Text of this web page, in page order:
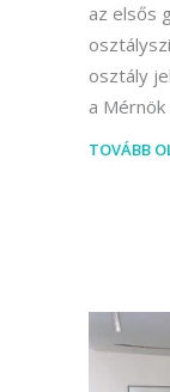
az elsős
osztály
a
TOVÁBB